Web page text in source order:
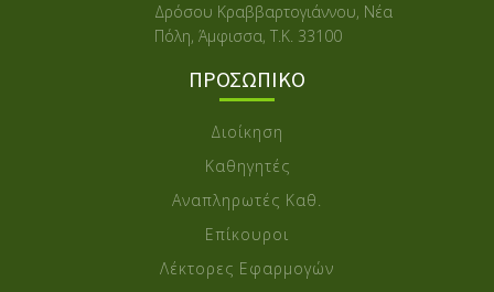
Δρόσου Κραββαρτογιάννου, Νέα
Πόλη, Άμφισσα, Τ.Κ. 33100
ΠΡΟΣΩΠΙΚΟ
Διοίκηση
Καθηγητές
Αναπληρωτές Καθ.
Επίκουροι
Λέκτορες Εφαρμογών